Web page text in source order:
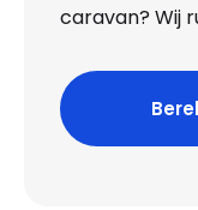
caravan? Wij